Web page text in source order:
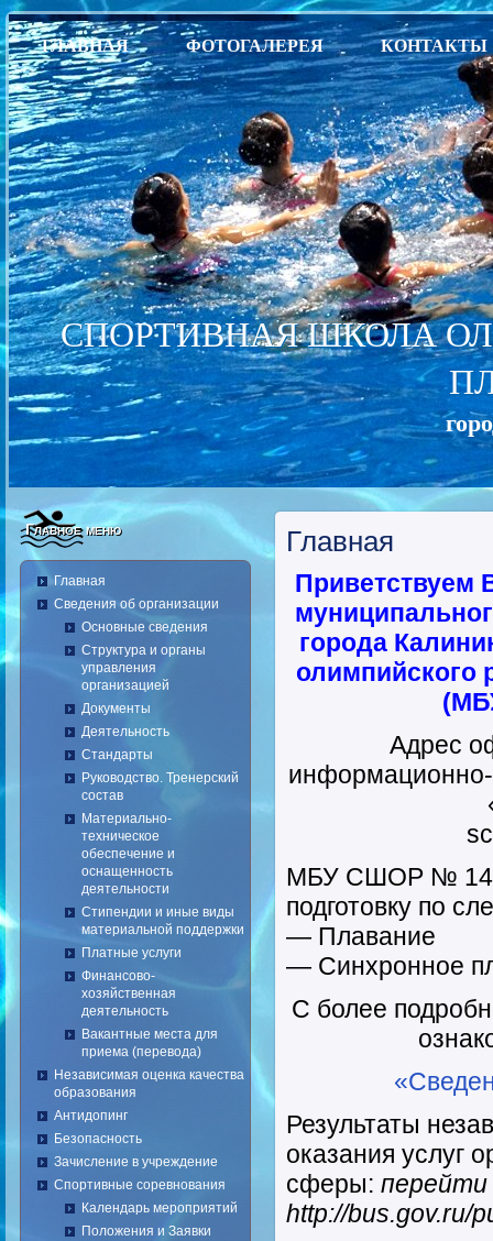
ГЛАВНАЯ ФОТОГАЛЕРЕЯ КОНТАКТЫ
СПОРТИВНАЯ ШКОЛА
Главное меню
Главная
Сведения об организации
Основные сведения
Структура и органы
управления
организацией
Документы
Деятельность
Стандарты
Руководство. Тренерский
состав
Материально-
техническое
обеспечение и
оснащенность
деятельности
Стипендии и иные виды
материальной поддержки
Платные услуги
Финансово-
хозяйственная
деятельность
Вакантные места для
приема (перевода)
Независимая оценка качества
образования
Антидопинг
Безопасность
Зачисление в учреждение
Спортивные соревнования
Календарь мероприятий
Положения и Заявки
Главная
Приветствуем
города
олимпийского
Адрес
МБУ СШОР № 14
подготовку по
— Плавание
— Синхронное
С более
Результаты
оказания услуг
сферы: перейти
http://bus.gov.ru/